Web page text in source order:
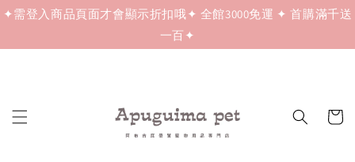
✦需登入商品頁面才會顯示折扣哦✦ 全館3000免運 ✦ 首購滿千送
一百✦